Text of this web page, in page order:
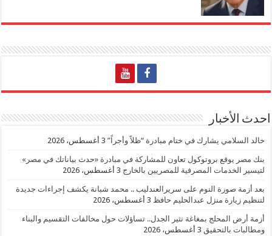
احدث الأخبار
خالد السلامي يشارك في ختام مبادرة “ظلاً وأجراً” 3 أغسطس، 2026
بنك مصر يوقع بروتوكول تعاون للمشاركة في مبادرة «حدث بياناتك في مصر»
لتيسير الخدمات المصرفية للمصريين بالخارج 3 أغسطس، 2026
بعد أزمة صورة النوم على سريرالعندليب .. محمد شبانة يكشف إجراءات جديدة
لتنظيم زيارة منزل عبدالحليم حافظ 3 أغسطس، 2026
أزمة أرض المحلج بمغاغة تثير الجدل.. تساؤلات حول مخالفات التقسيم والبناء
ومطالبات بالتحقيق 3 أغسطس، 2026